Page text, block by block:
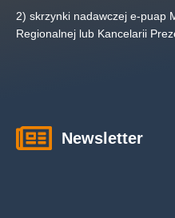
2) skrzynki nadawczej e-puap
Regionalnej lub Kancelarii
Newsletter